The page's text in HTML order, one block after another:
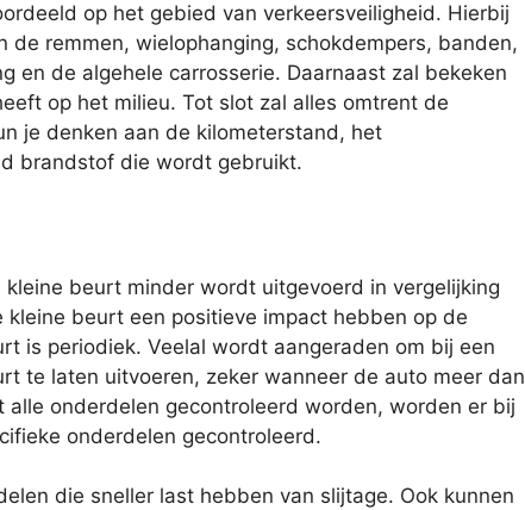
op het gebied van verkeersveiligheid. Hierbij
de remmen, wielophanging, schokdempers, banden,
en de algehele carrosserie. Daarnaast zal bekeken
op het milieu. Tot slot zal alles omtrent de
je denken aan de kilometerstand, het
brandstof die wordt gebruikt.
beurt minder wordt uitgevoerd in vergelijking
beurt een positieve impact hebben op de
is periodiek. Veelal wordt aangeraden om bij een
te laten uitvoeren, zeker wanneer de auto meer dan
onderdelen gecontroleerd worden, worden er bij
onderdelen gecontroleerd.
die sneller last hebben van slijtage. Ook kunnen